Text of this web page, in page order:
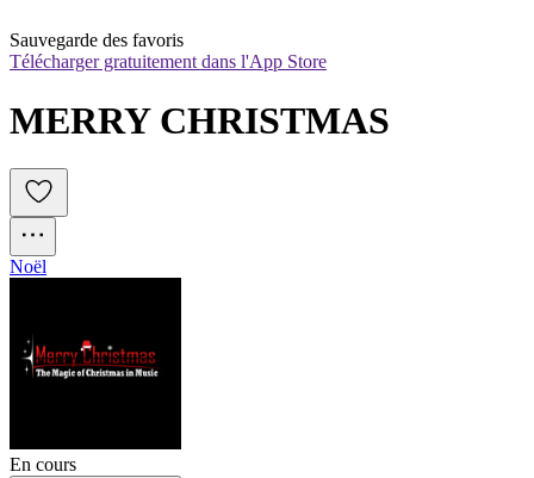
Sauvegarde des favoris
Télécharger gratuitement dans l'App Store
MERRY CHRISTMAS
Noël
En cours